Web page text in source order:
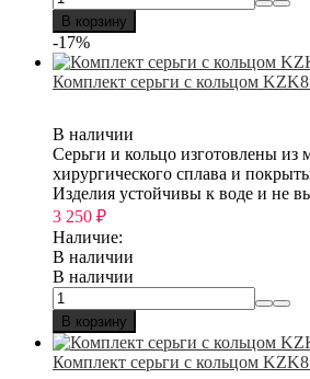
В корзину
-17%
Комплект серьги с кольцом
В наличии
Серьги и кольцо изготовлены из
хирургического сплава и
Изделия устойчивы к воде и не
3 250 ₽
Наличие:
В наличии
В наличии
В корзину
Комплект серьги с кольцом